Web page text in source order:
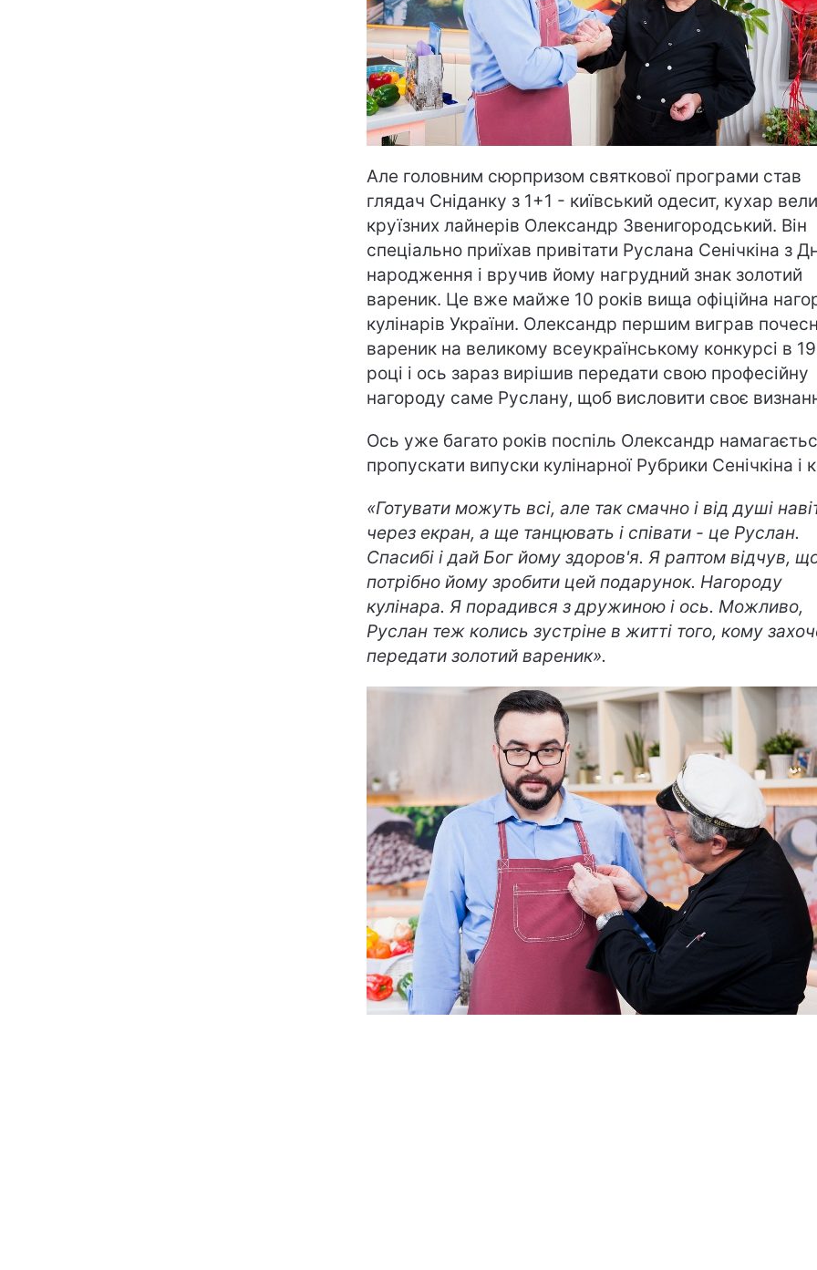
Але головним сюрпризом святкової програми став
глядач Сніданку з 1+1 - київський одесит, кухар
круїзних лайнерів Олександр Звенигородський. Він
спеціально приїхав привітати Руслана Сенічкіна з
народження і вручив йому нагрудний знак золотий
вареник. Це вже майже 10 років вища офіційна
кулінарів України. Олександр першим виграв
вареник на великому всеукраїнському конкурсі в
році і ось зараз вирішив передати свою професійну
нагороду саме Руслану, щоб висловити своє
Ось уже багато років поспіль Олександр
пропускати випуски кулінарної Рубрики Сенічкіна і
«Готувати можуть всі, але так смачно і від душі
через екран, а ще танцювать і співати - це Руслан.
Спасибі і дай Бог йому здоров'я. Я раптом відчув,
потрібно йому зробити цей подарунок. Нагороду
кулінара. Я порадився з дружиною і ось. Можливо,
Руслан теж колись зустріне в житті того, кому
передати золотий вареник».